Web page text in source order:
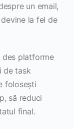
un email,
la fel de
des platforme
de task
folosești
să reduci
final.